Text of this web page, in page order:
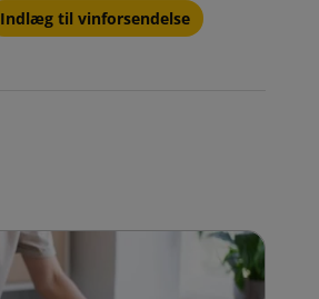
Indlæg til vinforsendelse